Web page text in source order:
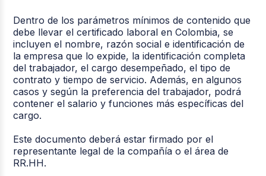
Dentro de los parámetros mínimos de contenido que
debe llevar el certificado laboral en Colombia, se
incluyen el nombre, razón social e identificación de
la empresa que lo expide, la identificación completa
del trabajador, el cargo desempeñado, el tipo de
contrato y tiempo de servicio. Además, en algunos
casos y según la preferencia del trabajador, podrá
contener el salario y funciones más específicas del
cargo.
Este documento deberá estar firmado por el
representante legal de la compañía o el área de
RR.HH.